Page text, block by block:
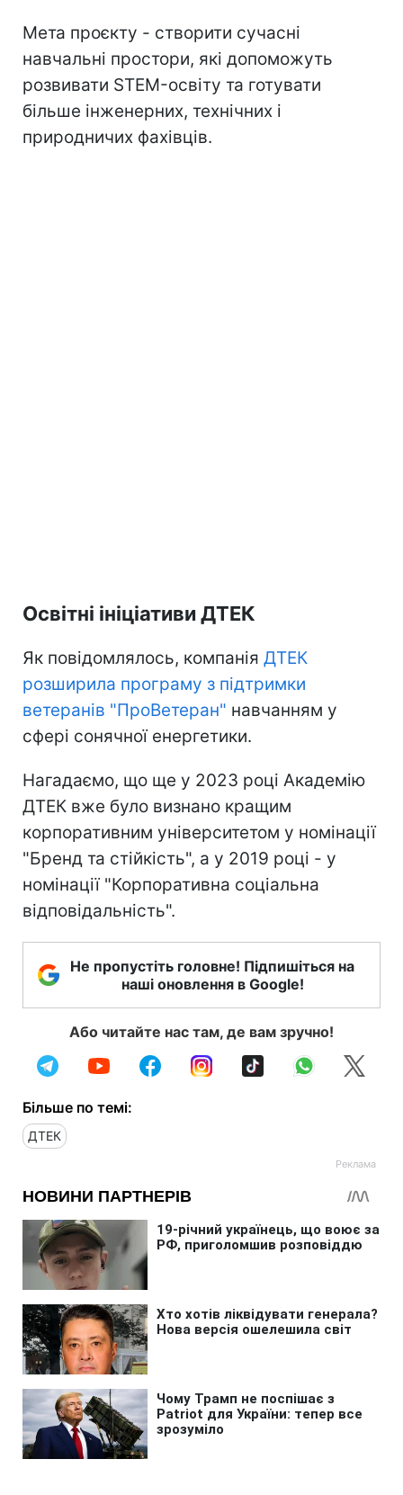
Мета проєкту - створити сучасні
навчальні простори, які допоможуть
розвивати STEM-освіту та готувати
більше інженерних, технічних і
природничих фахівців.
Освітні ініціативи ДТЕК
Як повідомлялось, компанія ДТЕК
розширила програму з підтримки
ветеранів "ПроВетеран" навчанням у
сфері сонячної енергетики.
Нагадаємо, що ще у 2023 році Академію
ДТЕК вже було визнано кращим
корпоративним університетом у номінації
"Бренд та стійкість", а у 2019 році - у
номінації "Корпоративна соціальна
відповідальність".
Не пропустіть головне! Підпишіться на
наші оновлення в Google!
Або читайте нас там, де вам зручно!
Більше по темі:
ДТЕК